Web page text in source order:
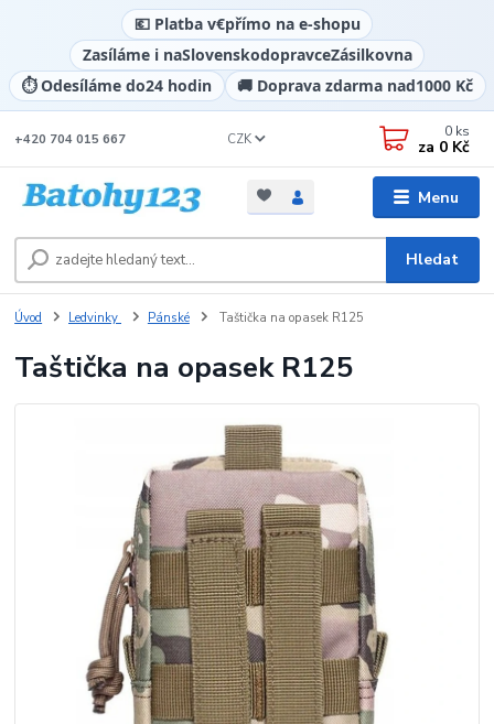
💶 Platba v€přímo na e-shopu
Zasíláme i naSlovenskodopravceZásilkovna
⏱️ Odesíláme do24 hodin 🚚 Doprava zdarma nad1000 Kč
Menu
CZK
Hledat
+420 704 015 667 0 ks
za 0 Kč
Úvod Ledvinky Pánské Taštička na opasek R125
Taštička na opasek R125